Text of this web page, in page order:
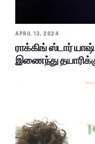
APRIL 13, 2024
ராக்கிங் ஸ்டார்
இணைந்து